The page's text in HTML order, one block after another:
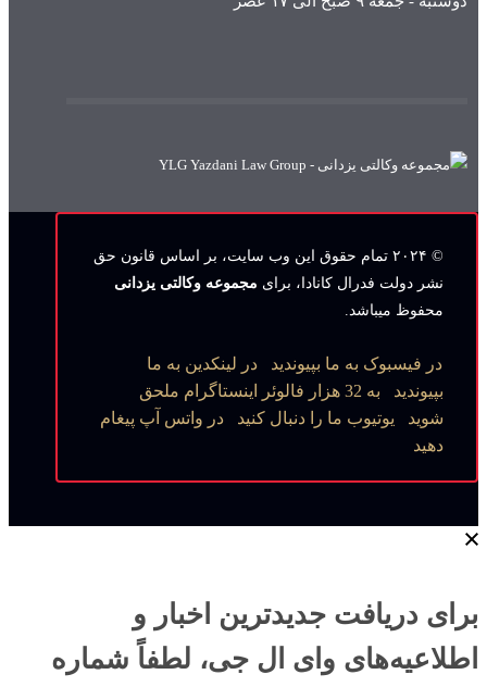
© ۲۰۲۴ تمام حقوق این وب‌ سایت، بر اساس قانون حق
نشر دولت فدرال کانادا، برای مجموعه وکالتی یزدانی
محفوظ میباشد.
در فیسبوک به ما بپیوندید
در لینکدین به ما
بپیوندید
به 32 هزار فالوئر اینستاگرام ملحق
شوید
یوتیوب ما را دنبال کنید
در واتس آپ پیغام
دهید
برای دریافت جدیدترین اخبار و
اطلاعیه‌های وای ال جی، لطفاً شماره